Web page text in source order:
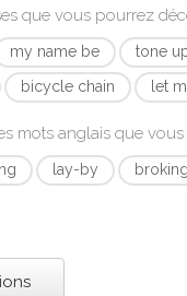
que vous pourrez
my name be tone
bicycle chain let
mots anglais que
lay-by broking